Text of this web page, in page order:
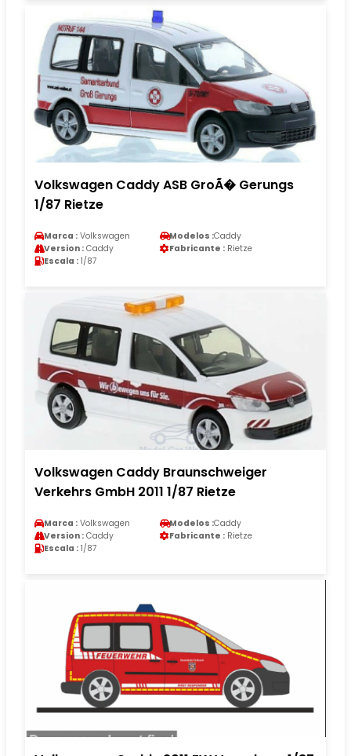
Volkswagen Caddy ASB GroÃ� Gerungs
1/87 Rietze
Marca : Volkswagen Modelos :Caddy
Version : Caddy Fabricante : Rietze
Escala : 1/87
Volkswagen Caddy Braunschweiger
Verkehrs GmbH 2011 1/87 Rietze
Marca : Volkswagen Modelos :Caddy
Version : Caddy Fabricante : Rietze
Escala : 1/87